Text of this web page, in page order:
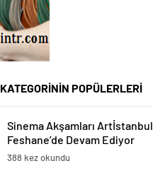
KATEGORİNİN POPÜLERLERİ
Sinema Akşamları Artİstanbul
Feshane’de Devam Ediyor
388 kez okundu